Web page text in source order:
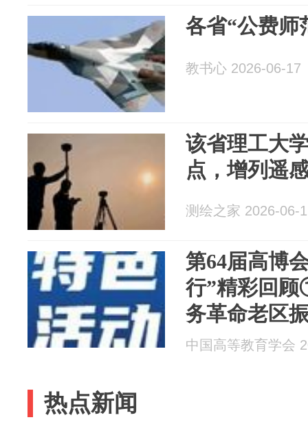
各省“公费师
教书心 2026-06-17
该省理工大
点，增列遥
测绘之家 2026-06-
第64届高博
行”精彩回
务革命老区
中国高等教育学会
热点新闻